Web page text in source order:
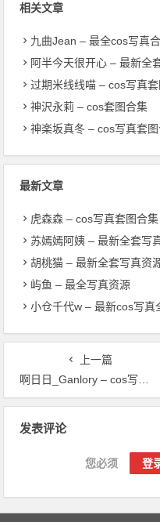
相关文章
九曲Jean – 最全cos写真
阿半今天很开心 – 最新全
过期米线线喵 – cos写真
神沢永莉 – cos套图合集
神楽坂真冬 – cos写真套
最新文章
虎森森 – cos写真套图合集
苏嫣嫣阿姨 – 最新全套写
胡桃猫 – 最新全套写真资
屿鱼 – 最全写真资源
小仓千代w – 最新cos写真
上一篇
啊日日_Ganlory – cos写真套图合集
发表评论
您必须 登